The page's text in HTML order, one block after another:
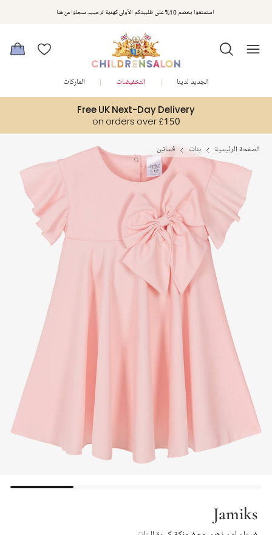
استمتعوا بخصم 10% على طلبيتكم الأولى كهدية ترحيب. سجلوا من هنا
Free UK Next-Day Delivery
on orders over £150
الجديد لدينا التخفيضات الماركات
الصفحة الرئيسية بنات فساتين
Jamiks